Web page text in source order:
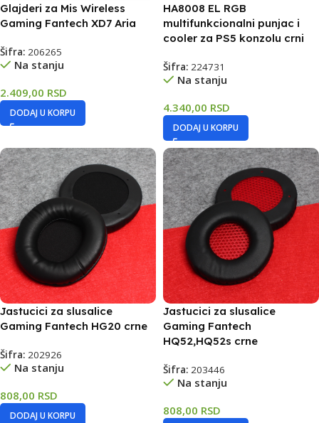
Glajderi za Mis Wireless
Gaming Fantech XD7 Aria
Šifra: 206265
Na stanju
2.409,00 RSD
DODAJ U KORPU
HA8008 EL RGB
multifunkcionalni punjac i
cooler za PS5 konzolu crni
Šifra: 224731
Na stanju
4.340,00 RSD
DODAJ U KORPU
Jastucici za slusalice
Gaming Fantech HG20 crne
Šifra: 202926
Na stanju
808,00 RSD
DODAJ U KORPU
Jastucici za slusalice
Gaming Fantech
HQ52,HQ52s crne
Šifra: 203446
Na stanju
808,00 RSD